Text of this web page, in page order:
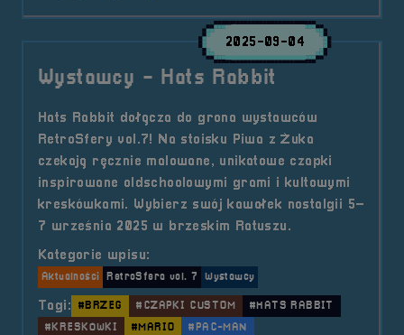
2025-09-04
Wystawcy - Hats Rabbit
Hats Rabbit dołącza do grona wystawców
RetroSfery vol.7! Na stoisku Piwa z Żuka
czekają ręcznie malowane, unikatowe czapki
inspirowane oldschoolowymi grami i kultowymi
kreskówkami. Wybierz swój kawałek nostalgii 5–
7 września 2025 w brzeskim Ratuszu.
Kategorie wpisu:
Aktualności RetroSfera vol. 7 Wystawcy
Tagi: #BRZEG #CZAPKI CUSTOM
#HATS RABBIT
#KRESKÓWKI
#MARIO
#PAC-MAN